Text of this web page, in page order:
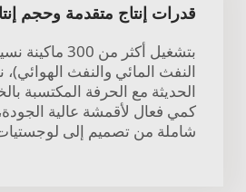
قدرات إنتاج متقدمة وحجم
بتشغيل أكثر من
النفث المائي والنفث الهوائي)،
الحديثة مع الحرفة المكتسبة
كمي فعال لأقمشة عالية
شاملة من تصميم إلى لوجستيات